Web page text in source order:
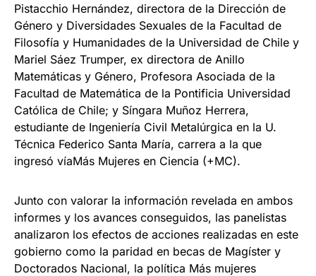
Pistacchio Hernández, directora de la Dirección de
Género y Diversidades Sexuales de la Facultad de
Filosofía y Humanidades de la Universidad de Chile y
Mariel Sáez Trumper, ex directora de Anillo
Matemáticas y Género, Profesora Asociada de la
Facultad de Matemática de la Pontificia Universidad
Católica de Chile; y Síngara Muñoz Herrera,
estudiante de Ingeniería Civil Metalúrgica en la U.
Técnica Federico Santa María, carrera a la que
ingresó víaMás Mujeres en Ciencia (+MC).
Junto con valorar la información revelada en ambos
informes y los avances conseguidos, las panelistas
analizaron los efectos de acciones realizadas en este
gobierno como la paridad en becas de Magíster y
Doctorados Nacional, la política Más mujeres